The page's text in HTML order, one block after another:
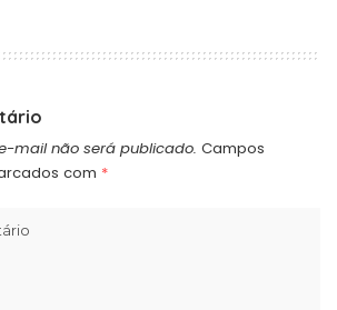
mail não será publicado. Campos
com *